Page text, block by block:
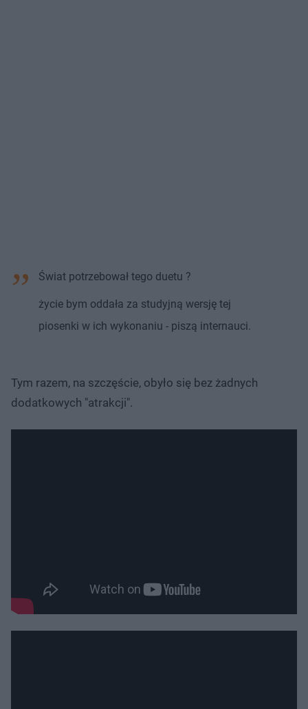
Świat potrzebował tego duetu ?
życie bym oddała za studyjną wersję tej
piosenki w ich wykonaniu - piszą internauci.
Tym razem, na szczęście, obyło się bez żadnych
dodatkowych "atrakcji".